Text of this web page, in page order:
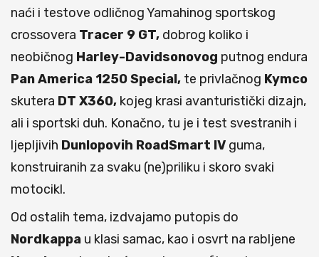
naći i testove odličnog Yamahinog sportskog
crossovera Tracer 9 GT, dobrog koliko i
neobičnog Harley-Davidsonovog putnog endura
Pan America 1250 Special, te privlačnog Kymco
skutera DT X360, kojeg krasi avanturistički dizajn,
ali i sportski duh. Konačno, tu je i test svestranih i
ljepljivih Dunlopovih RoadSmart IV guma,
konstruiranih za svaku (ne)priliku i skoro svaki
motocikl.
Od ostalih tema, izdvajamo putopis do
Nordkappa u klasi samac, kao i osvrt na rabljene